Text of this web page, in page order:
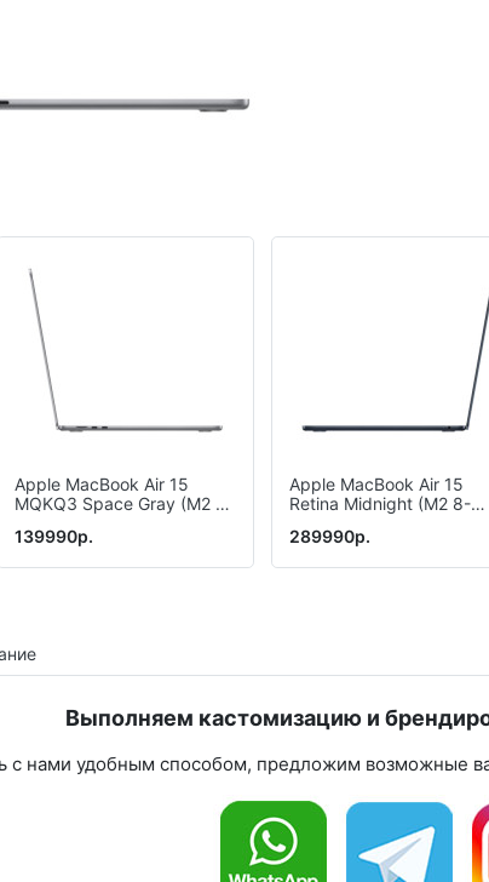
Apple MacBook Air 15
MQKQ3 Space Gray (M2 8-
512 Gb)
139990р.
Apple MacBook Air 15
Retina Midnight (M2 8-
1 Tb)
289990р.
Выполняем кастомизацию и
с нами удобным способом, предложим возможные